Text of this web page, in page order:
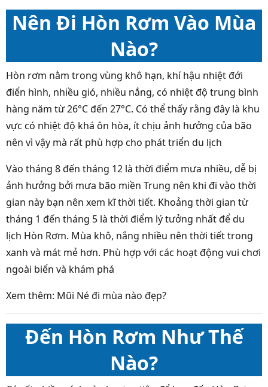
Nên Đi Hòn Rơm Vào Mùa
Nào?
Hòn rơm nằm trong vùng khô hạn, khí hậu nhiệt đới
điển hình, nhiều gió, nhiều nắng, có nhiệt độ trung bình
hàng năm từ 26°C đến 27°C. Có thể thấy rằng đây là khu
vực có nhiệt độ khá ôn hòa, ít chịu ảnh hưởng của bão
nên vì vậy mà rất phù hợp cho phát triển du lịch
Vào tháng 8 đến tháng 12 là thời điểm mưa nhiều, dễ bị
ảnh hưởng bởi mưa bão miền Trung nên khi đi vào thời
gian này bạn nên xem kĩ thời tiết. Khoảng thời gian từ
tháng 1 đến tháng 5 là thời điểm lý tưởng nhất để du
lịch Hòn Rơm. Mùa khô, nắng nhiều nên thời tiết trong
xanh và mát mẻ hơn. Phù hợp với các hoạt động vui chơi
ngoài biển và khám phá
Xem thêm: Mũi Né đi mùa nào đẹp?
Đến Hòn Rơm Như Thế
Nào?